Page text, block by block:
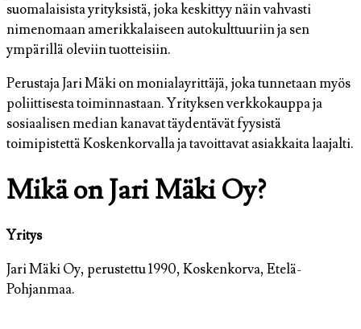
suomalaisista yrityksistä, joka keskittyy näin vahvasti
nimenomaan amerikkalaiseen autokulttuuriin ja sen
ympärillä oleviin tuotteisiin.
Perustaja Jari Mäki on monialayrittäjä, joka tunnetaan myös
poliittisesta toiminnastaan. Yrityksen verkkokauppa ja
sosiaalisen median kanavat täydentävät fyysistä
toimipistettä Koskenkorvalla ja tavoittavat asiakkaita laajalti.
Mikä on Jari Mäki Oy?
Yritys
Jari Mäki Oy, perustettu 1990, Koskenkorva, Etelä-
Pohjanmaa.